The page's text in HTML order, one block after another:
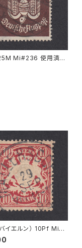
Mi#236 使用済み
8.6.1923
バイエルン） 10Pf Mi#5
済み切手｜MALLERS